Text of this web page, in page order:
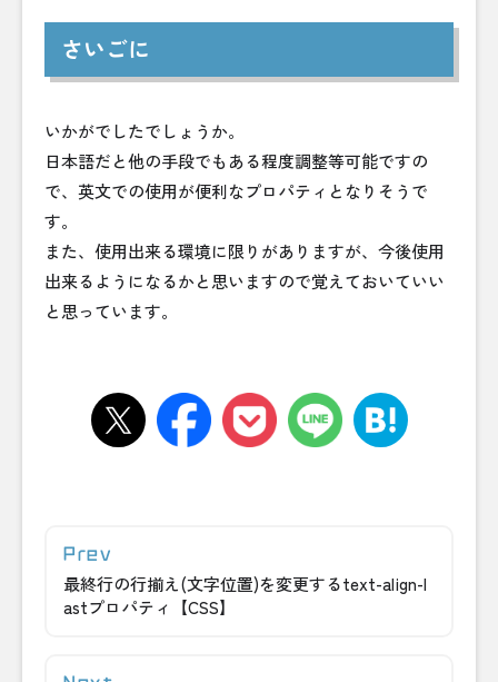
さいごに
いかがでしたでしょうか。
日本語だと他の手段でもある程度調整等可能ですの
で、英文での使用が便利なプロパティとなりそうで
す。
また、使用出来る環境に限りがありますが、今後使用
出来るようになるかと思いますので覚えておいていい
と思っています。
最終行の行揃え(文字位置)を変更するtext-align-l
astプロパティ【CSS】